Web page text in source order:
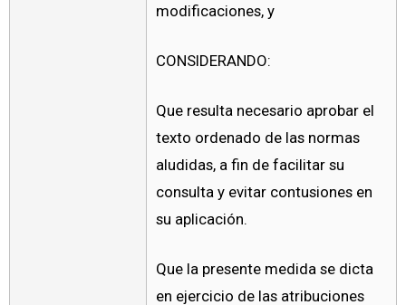
modificaciones, y
CONSIDERANDO:
Que resulta necesario aprobar el
texto ordenado de las normas
aludidas, a fin de facilitar su
consulta y evitar contusiones en
su aplicación.
Que la presente medida se dicta
en ejercicio de las atribuciones